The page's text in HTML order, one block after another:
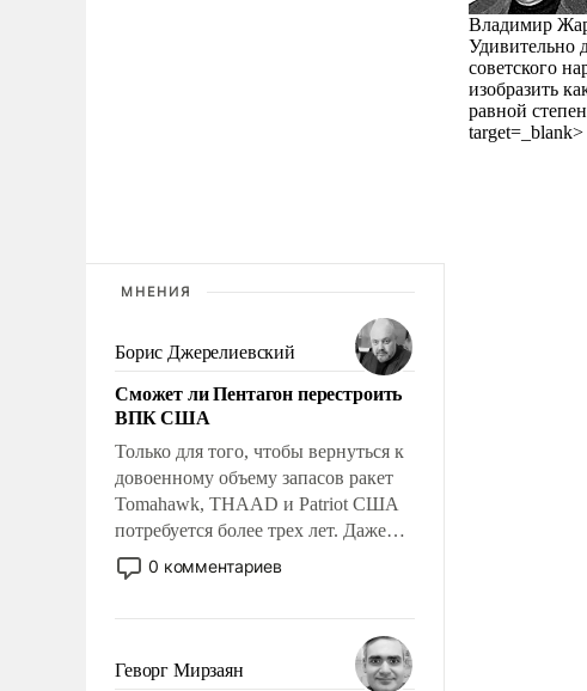
МНЕНИЯ
Борис Джерелиевский
Сможет ли Пентагон перестроить
ВПК США
Только для того, чтобы вернуться к
довоенному объему запасов ракет
Tomahawk, THAAD и Patriot США
потребуется более трех лет. Даже
небольшая война с Ираном
опустошила американские
уязвимости США, например, перед
0 комментариев
Геворг Мирзаян
Владимир
Удивительно
советского
изобразить
равной